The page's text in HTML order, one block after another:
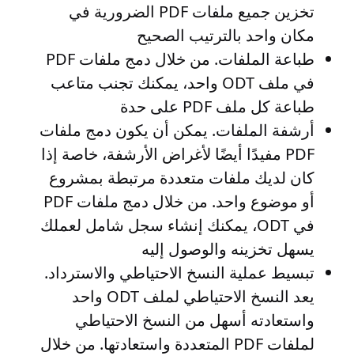
تخزين جميع ملفات PDF الضرورية في
مكان واحد بالترتيب الصحيح
طباعة الملفات
. من خلال دمج ملفات PDF
في ملف ODT واحد، يمكنك تجنب متاعب
طباعة كل ملف PDF على حدة
أرشفة الملفات. يمكن أن يكون دمج ملفات
PDF مفيدًا أيضًا لأغراض الأرشفة، خاصة إذا
كان لديك ملفات متعددة مرتبطة بمشروع
أو موضوع واحد. من خلال دمج ملفات PDF
في ODT، يمكنك إنشاء سجل شامل لعملك
يسهل تخزينه والوصول إليه
تبسيط عملية النسخ الاحتياطي والاسترداد.
يعد النسخ الاحتياطي لملف ODT واحد
واستعادته أسهل من النسخ الاحتياطي
لملفات PDF المتعددة واستعادتها. من خلال